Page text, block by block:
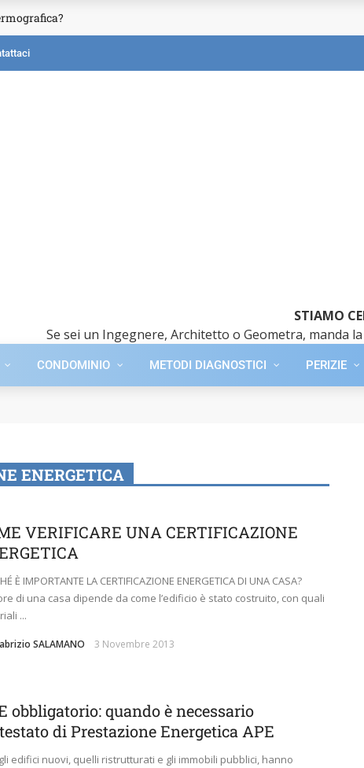
STIAMO
Se sei un Ingegnere, Architetto o Geometra, manda
CONDOMINIO METODI DIAGNOSTICI PERIZIE
ENERGETICA
VERIFICARE UNA CERTIFICAZIONE
È IMPORTANTE LA CERTIFICAZIONE ENERGETICA DI UNA CASA?
di una casa dipende da come l’edificio è stato costruito, con quali
...
SALAMANO 3 Novembre 2013
obbligatorio: quando è necessario
di Prestazione Energetica APE
edifici nuovi, quelli ristrutturati e gli immobili pubblici, hanno